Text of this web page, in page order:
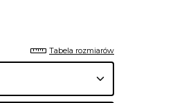
Tabela rozmiarów